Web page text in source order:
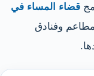
قضاء المساء في
وفنادق